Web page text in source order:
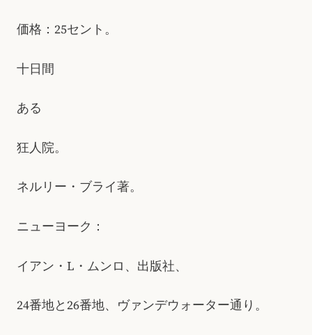
価格：25セント。
十日間
ある
狂人院。
ネルリー・ブライ著。
ニューヨーク：
イアン・L・ムンロ、出版社、
24番地と26番地、ヴァンデウォーター通り。